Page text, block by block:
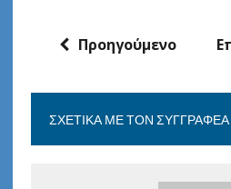
Προηγούμενο
ΣΧΕΤΙΚΆ ΜΕ ΤΟΝ ΣΥΓΓΡΑΦΈΑ